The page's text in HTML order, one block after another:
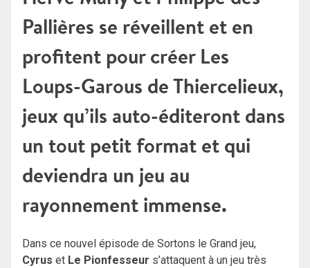
Pallières se réveillent et en
profitent pour créer Les
Loups-Garous de Thiercelieux,
jeux qu’ils auto-éditeront dans
un tout petit format et qui
deviendra un jeu au
rayonnement immense.
Dans ce nouvel épisode de Sortons le Grand jeu,
Cyrus et Le Pionfesseur s’attaquent à un jeu très